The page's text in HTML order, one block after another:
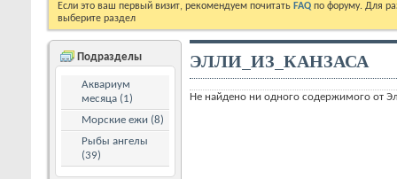
Если это ваш первый визит, рекомендуем почитать FAQ по форуму. Для
выберите раздел
Подразделы
Аквариум
месяца (1)
Морские ежи (8)
Рыбы ангелы
(39)
ЭЛЛИ_ИЗ_КАНЗАСА
Не найдено ни одного содержимого от